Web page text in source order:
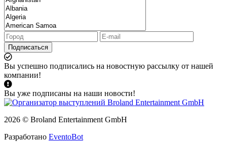
Подписаться
Вы успешно подписались на новостную рассылку от нашей
компании!
Вы уже подписаны на наши новости!
2026 © Broland Entertainment GmbH
Разработано EventoBot